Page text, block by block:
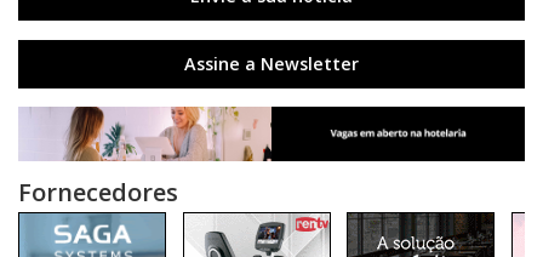
Assine a Newsletter
Fornecedores